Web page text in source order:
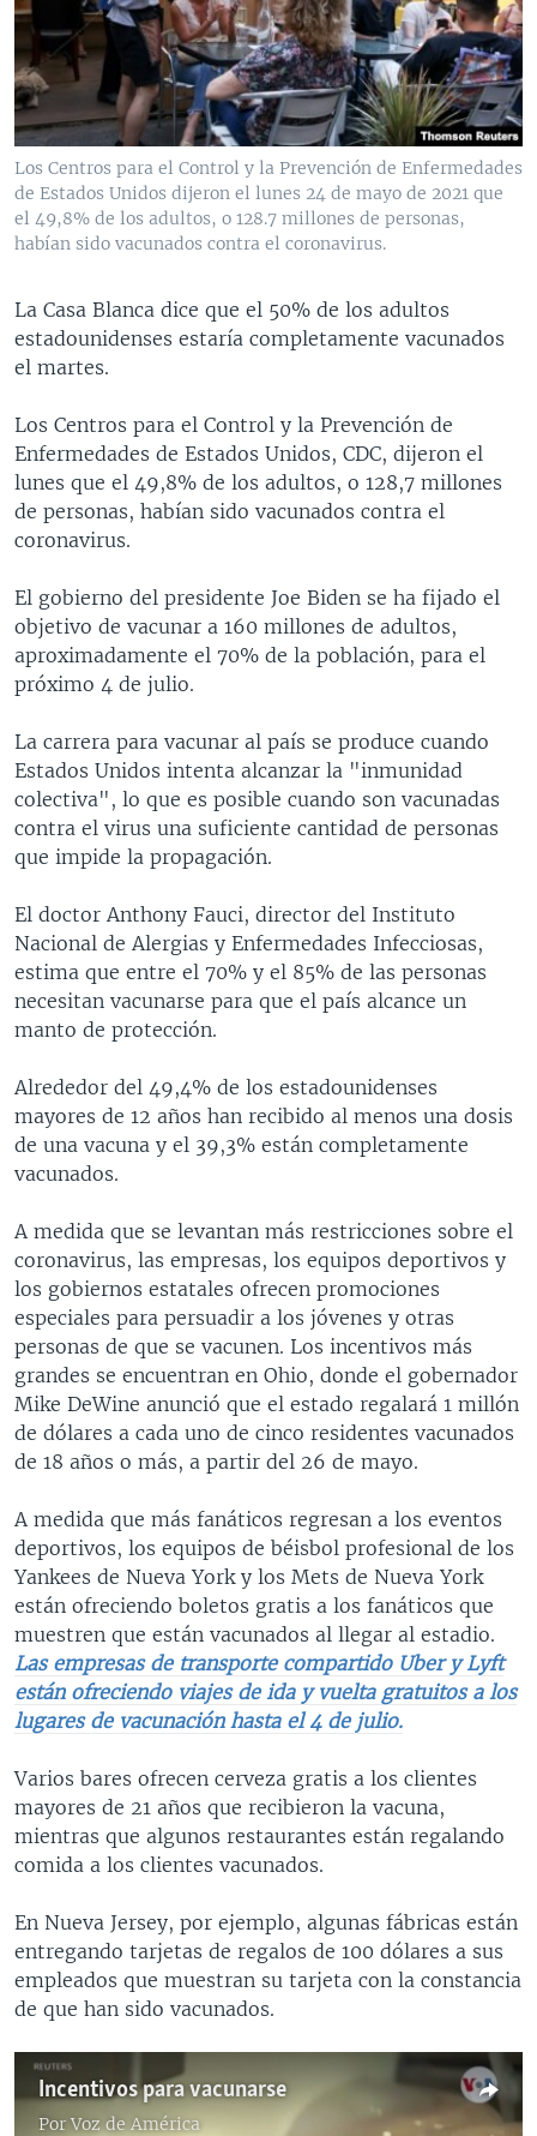
VENEZUELA
BRASIL
NICARAGUA
ECONOMÍA
ENTRETENIMIENTO Y CULTURA
TECNOLOGÍA
DEPORTES
CIENCIA Y SALUD
MULTIMEDIA
VIDEOS
FOTOGRAFÍA
AUDIOS
PROGRAMAS TV
EL MUNDO AL DÍA
FORO INTERAMERICANO
VISIÓN 360
LAS CLAVES
RADIO
AVANCE INFORMATIVO
AUDIONOTICIAS
BUENOS DÍAS AMÉRICA
EL MUNDO AL DÍA [RADIO]
FORO [RADIO]
NOTA ECONÓMICA
ENTRETENIMIENTO
DIRECT
DOCUMENTALES DE LA VOA
SÍGANOS
Idiomas
Los Centros para el Control y la Prevención de Enfermedades
de Estados Unidos dijeron el lunes 24 de mayo de 2021 que
el 49,8% de los adultos, o 128.7 millones de personas,
habían sido vacunados contra el coronavirus.
La Casa Blanca dice que el 50% de los adultos
estadounidenses estaría completamente vacunados
el martes.
Los Centros para el Control y la Prevención de
Enfermedades de Estados Unidos, CDC, dijeron el
lunes que el 49,8% de los adultos, o 128,7 millones
de personas, habían sido vacunados contra el
coronavirus.
El gobierno del presidente Joe Biden se ha fijado el
objetivo de vacunar a 160 millones de adultos,
aproximadamente el 70% de la población, para el
próximo 4 de julio.
La carrera para vacunar al país se produce cuando
Estados Unidos intenta alcanzar la "inmunidad
colectiva", lo que es posible cuando son vacunadas
contra el virus una suficiente cantidad de personas
que impide la propagación.
El doctor Anthony Fauci, director del Instituto
Nacional de Alergias y Enfermedades Infecciosas,
estima que entre el 70% y el 85% de las personas
necesitan vacunarse para que el país alcance un
manto de protección.
Alrededor del 49,4% de los estadounidenses
mayores de 12 años han recibido al menos una dosis
de una vacuna y el 39,3% están completamente
vacunados.
A medida que se levantan más restricciones sobre el
coronavirus, las empresas, los equipos deportivos y
los gobiernos estatales ofrecen promociones
especiales para persuadir a los jóvenes y otras
personas de que se vacunen. Los incentivos más
grandes se encuentran en Ohio, donde el gobernador
Mike DeWine anunció que el estado regalará 1 millón
de dólares a cada uno de cinco residentes vacunados
de 18 años o más, a partir del 26 de mayo.
A medida que más fanáticos regresan a los eventos
deportivos, los equipos de béisbol profesional de los
Yankees de Nueva York y los Mets de Nueva York
están ofreciendo boletos gratis a los fanáticos que
muestren que están vacunados al llegar al estadio.
Las empresas de transporte compartido Uber y Lyft
están ofreciendo viajes de ida y vuelta gratuitos a los
lugares de vacunación hasta el 4 de julio.
Varios bares ofrecen cerveza gratis a los clientes
mayores de 21 años que recibieron la vacuna,
mientras que algunos restaurantes están regalando
comida a los clientes vacunados.
En Nueva Jersey, por ejemplo, algunas fábricas están
entregando tarjetas de regalos de 100 dólares a sus
empleados que muestran su tarjeta con la constancia
de que han sido vacunados.
Incentivos para vacunarse
Por Voz de América